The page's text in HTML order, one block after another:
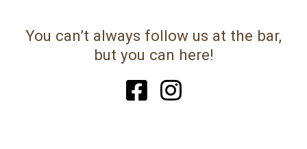
You can’t always follow us at the bar,
but you can here!